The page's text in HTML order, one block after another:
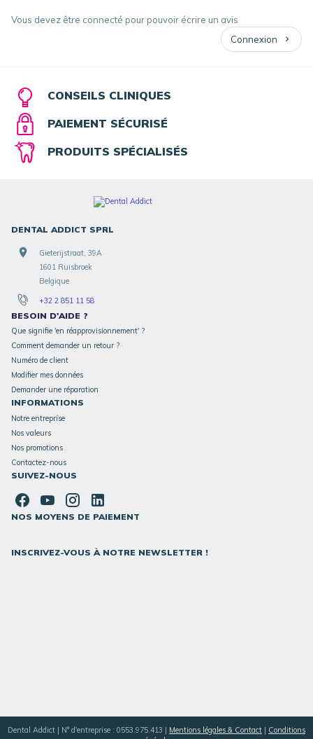
Vous devez être connecté pour pouvoir écrire un avis
Connexion
CONSEILS CLINIQUES
PAIEMENT SÉCURISÉ
PRODUITS SPÉCIALISÉS
DENTAL ADDICT SPRL
Gieterijstraat, 39A
1601 Ruisbroek
Belgique
+32 2 851 11 58
BESOIN D'AIDE ?
Que signifie 'en réapprovisionnement' ?
Comment demander un retour ?
Numéro de client
Modifier mes données
Demander une réparation
INFORMATIONS
Notre entreprise
Nos valeurs
Nos promotions
Contactez-nous
SUIVEZ-NOUS
NOS MOYENS DE PAIEMENT
INSCRIVEZ-VOUS À NOTRE NEWSLETTER !
Dental Addict | N° d'entreprise : 0553.975.413 | Mentions légales & Contact | Conditions